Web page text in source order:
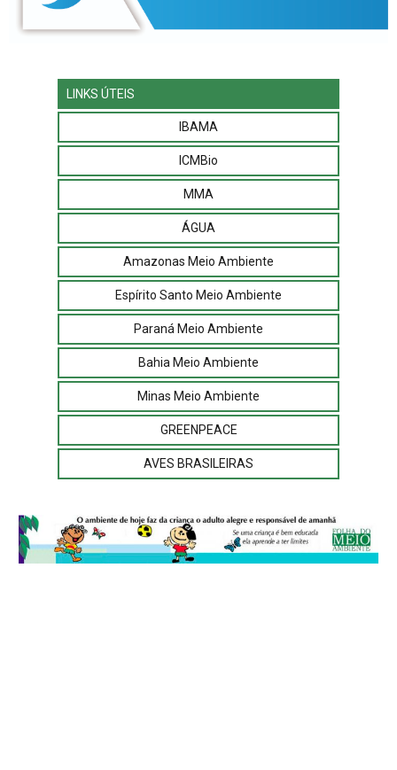
LINKS ÚTEIS
IBAMA
ICMBio
MMA
ÁGUA
Amazonas Meio Ambiente
Espírito Santo Meio Ambiente
Paraná Meio Ambiente
Bahia Meio Ambiente
Minas Meio Ambiente
GREENPEACE
AVES BRASILEIRAS